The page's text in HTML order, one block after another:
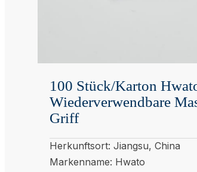
100 Stück/Karton
Wiederverwendbare
Griff
Herkunftsort: Jiangsu, China
Markenname: Hwato